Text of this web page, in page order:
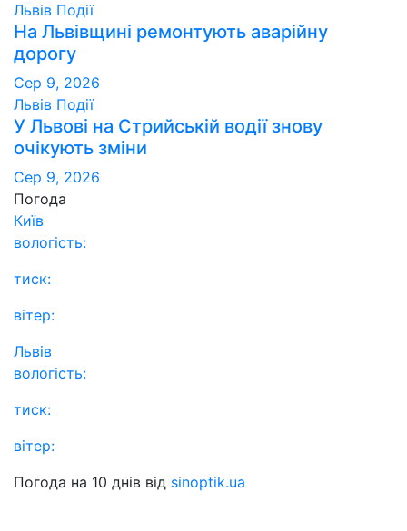
Львів Події
На Львівщині ремонтують аварійну
дорогу
Сер 9, 2026
Львів Події
У Львові на Стрийській водії знову
очікують зміни
Сер 9, 2026
Погода
Київ
вологість:
тиск:
вітер:
Львів
вологість:
тиск:
вітер:
Погода на 10 днів від sinoptik.ua